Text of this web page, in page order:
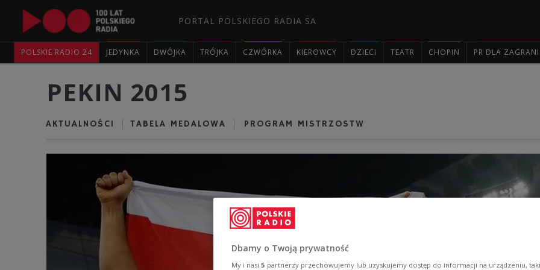
PORTAL POLSKIEGO RADIA SA
POLSKIE RADIO 24 JEDYNKA DWÓJKA TRÓJKA CZWÓRKA KIEROWCY DZIECI TEATR CHOPIN PR DLA
PEKIN 2015
AKTUALNOŚCI TABELA MEDALOWA PROGRAM MISTRZOSTW
Dbamy o Twoją prywatność
My i nasi 5 partnerzy przechowujemy lub uzyskujemy dostęp do informacji na urządzeniu,